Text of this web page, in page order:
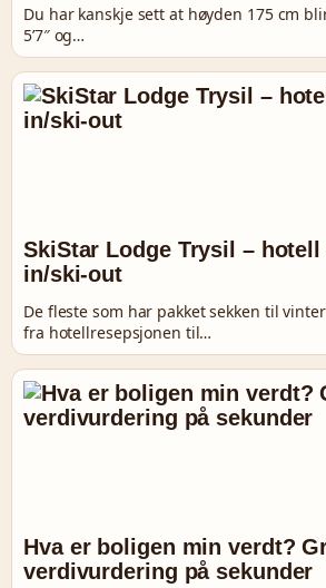
Du har kanskje sett at høyden 175 cm
5’7″ og…
SkiStar Lodge Trysil – hotell
in/ski-out
De fleste som har pakket sekken til
fra hotellresepsjonen til…
Hva er boligen min verdt?
verdivurdering på sekunder